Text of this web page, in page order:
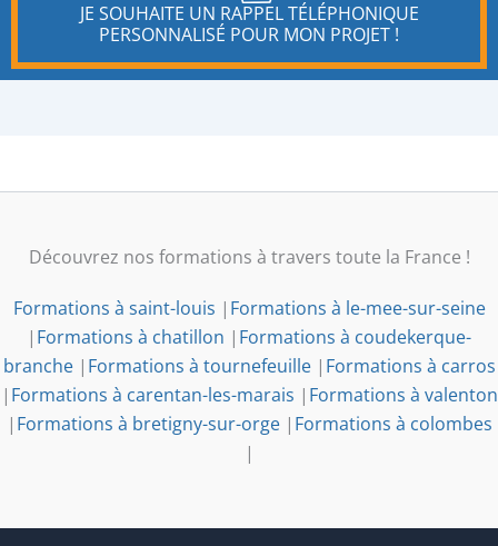
JE SOUHAITE UN RAPPEL TÉLÉPHONIQUE
PERSONNALISÉ POUR MON PROJET !
Découvrez nos formations à travers toute la France !
Formations à saint-louis | Formations à le-mee-sur-seine
| Formations à chatillon | Formations à coudekerque-
branche| Formations à tournefeuille| Formations à carros
| Formations à carentan-les-marais | Formations à valenton
| Formations à bretigny-sur-orge| Formations à colombes
|